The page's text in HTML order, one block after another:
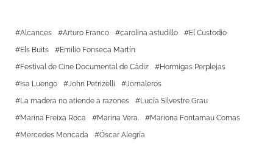
Alcances Arturo Franco carolina astudillo
El Custodio
Els Buits
Emilio Fonseca Martín
Festival de Cine Documental de Cádiz
Hormigas Perplejas
Isa Luengo
John Petrizelli
Jornaleros
La madera no atiende a razones
Lucía Silvestre Grau
Marina Freixa Roca
Marina Vera.
Mariona Fontarnau Comas
Mercedes Moncada
Óscar Alegría